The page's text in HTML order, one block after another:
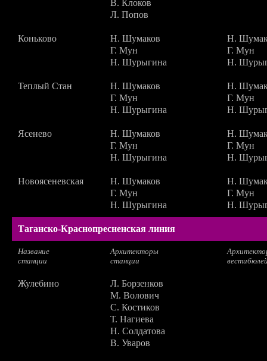
В. Клоков
Л. Попов
Коньково
Н. Шумаков
Г. Мун
Н. Шурыгина
Н.
Г. Мун
Н.
Теплый Стан
Н. Шумаков
Г. Мун
Н. Шурыгина
Н.
Г. Мун
Н.
Ясенево
Н. Шумаков
Г. Мун
Н. Шурыгина
Н.
Г. Мун
Н.
Новоясеневская
Н. Шумаков
Г. Мун
Н. Шурыгина
Н.
Г. Мун
Н.
Таганско-Краснопресненская линия
Название
станции
Архитекторы
станции
Жулебино
Л. Борзенков
М. Волович
С. Костиков
Т. Нагиева
Н. Солдатова
В. Уваров